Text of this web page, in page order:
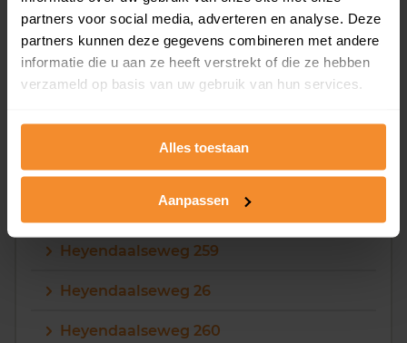
partners voor social media, adverteren en analyse. Deze
partners kunnen deze gegevens combineren met andere
informatie die u aan ze heeft verstrekt of die ze hebben
verzameld op basis van uw gebruik van hun services.
Alles toestaan
Aanpassen
Heyendaalseweg 253
Heyendaalseweg 254
Heyendaalseweg 255
Heyendaalseweg 257
Heyendaalseweg 258
Heyendaalseweg 259
Heyendaalseweg 26
Heyendaalseweg 260